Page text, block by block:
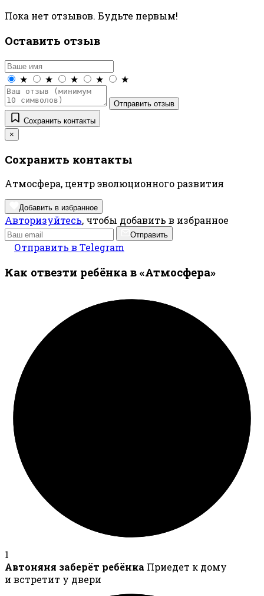
Пока нет отзывов. Будьте первым!
Оставить отзыв
★ ★ ★ ★ ★
Отправить отзыв
Сохранить контакты
×
Сохранить контакты
Атмосфера, центр эволюционного развития
Добавить в избранное
Авторизуйтесь, чтобы добавить в избранное
Отправить
Отправить в Telegram
Как отвезти ребёнка в «Атмосфера»
1
Автоняня заберёт ребёнка Приедет к дому
и встретит у двери